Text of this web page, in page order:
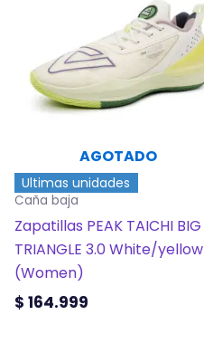
AGOTADO
Ultimas unidades
Caña baja
Zapatillas PEAK TAICHI BIG
TRIANGLE 3.0 White/yellow
(Women)
$ 164.999
variantes.
Las
opciones
elegir
en
la
página
de
producto